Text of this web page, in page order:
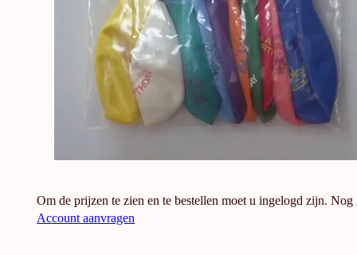
Om de prijzen te zien en te bestellen moet u ingelogd zijn. Nog
Account aanvragen